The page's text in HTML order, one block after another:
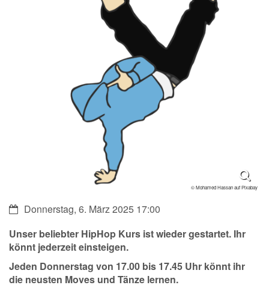
© Mohamed Hassan auf Pixabay
Datum:Donnerstag, 6. März 2025 17:00
Unser beliebter HipHop Kurs ist wieder gestartet. Ihr
könnt jederzeit einsteigen.
Jeden Donnerstag von 17.00 bis 17.45 Uhr könnt ihr
die neusten Moves und Tänze lernen.